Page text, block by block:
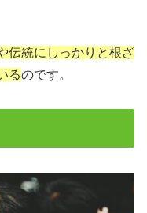
伝統にしっかりと根ざ
るのです。